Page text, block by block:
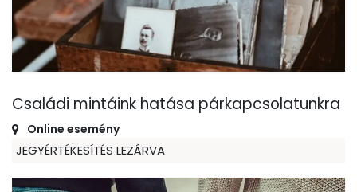
Családi mintáink hatása párkapcsolatunkra
Online esemény
JEGYÉRTÉKESÍTÉS LEZÁRVA